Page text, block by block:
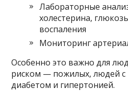
Лабораторные
холестерина,
воспаления
Мониторинг
Особенно это важно для
риском — пожилых, людей с
диабетом и гипертонией.